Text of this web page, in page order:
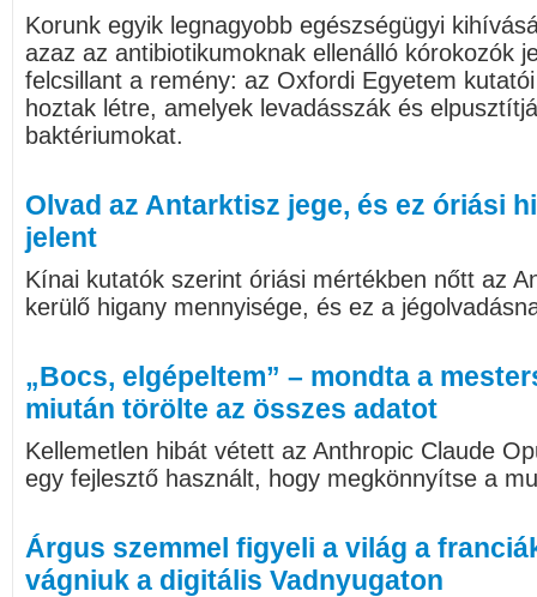
Korunk egyik legnagyobb egészségügyi
azaz az antibiotikumoknak ellenálló kórokozók
felcsillant a remény: az Oxfordi Egyetem
hoztak létre, amelyek levadásszák és
baktériumokat.
Olvad az Antarktisz jege, és ez óriási
jelent
Kínai kutatók szerint óriási mértékben nőtt az
kerülő higany mennyisége, és ez a
„Bocs, elgépeltem” – mondta a
miután törölte az összes adatot
Kellemetlen hibát vétett az Anthropic Claude
egy fejlesztő használt, hogy megkönnyítse a
Árgus szemmel figyeli a világ a
vágniuk a digitális Vadnyugaton